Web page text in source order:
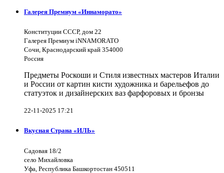
Галерея Премиум «Иннаморато»
Конституции СССР, дом 22
Галерея Премиум iNNAMORATO
Сочи, Краснодарский край 354000
Россия
Предметы Роскоши и Стиля известных мастеров Италии
и России от картин кисти художника и барельефов до
статуэток и дизайнерских ваз фарфоровых и бронзы
22-11-2025 17:21
Вкусная Страна «ИЛЬ»
Садовая 18/2
село Михайловка
Уфа, Республика Башкортостан 450511